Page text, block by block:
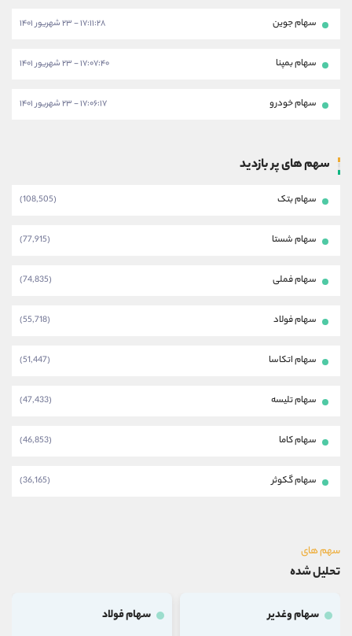
سهام جوین ۱۷:۱۱:۲۸ - ۲۳ شهریور ۱۴۰۱
سهام بمپنا ۱۷:۰۷:۴۰ - ۲۳ شهریور ۱۴۰۱
سهام خودرو ۱۷:۰۶:۱۷ - ۲۳ شهریور ۱۴۰۱
سهم های پر بازدید
سهام بتک (108,505)
سهام شستا (77,915)
سهام فملی (74,835)
سهام فولاد (55,718)
سهام اتکاسا (51,447)
سهام تلیسه (47,433)
سهام کاما (46,853)
سهام گکوثر (36,165)
سهم های
تحلیل شده
سهام وغدیر سهام فولاد